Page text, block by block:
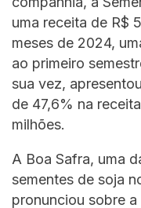
uma receita de R$
meses de 2024,
ao primeiro
sua vez,
de 47,6% na
milhões.
A Boa Safra, uma
sementes de soja
pronunciou sobre